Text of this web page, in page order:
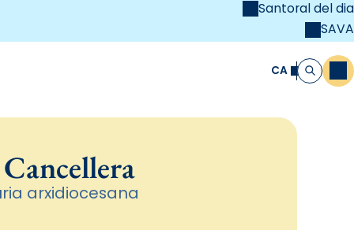
Santoral del dia
SAVA
Cristiana CA Cerca
arxidiocesana